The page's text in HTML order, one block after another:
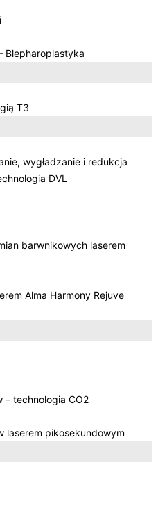
Blepharoplastyka
T3
wygładzanie i redukcja
DVL
barwnikowych laserem
Alma Harmony Rejuve
– technologia CO2
laserem pikosekundowym